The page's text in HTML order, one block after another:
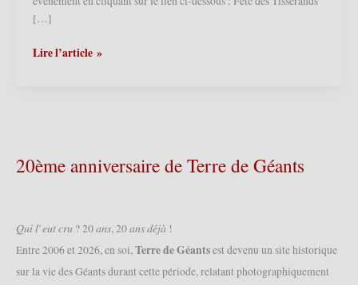
[…]
Halluin
2009
(19/09/2009)
Lire l’article »
20ème anniversaire de Terre de Géants
𝑄𝑢𝑖 𝑙’𝑒𝑢𝑡 𝑐𝑟𝑢 ? 20 𝑎𝑛𝑠, 20 𝑎𝑛𝑠 𝑑𝑒́𝑗𝑎̀ !
Entre 2006 et 2026, en soi,Terre de Géantsest devenu un site historique
sur la vie des Géants durant cette période, relatant photographiquement